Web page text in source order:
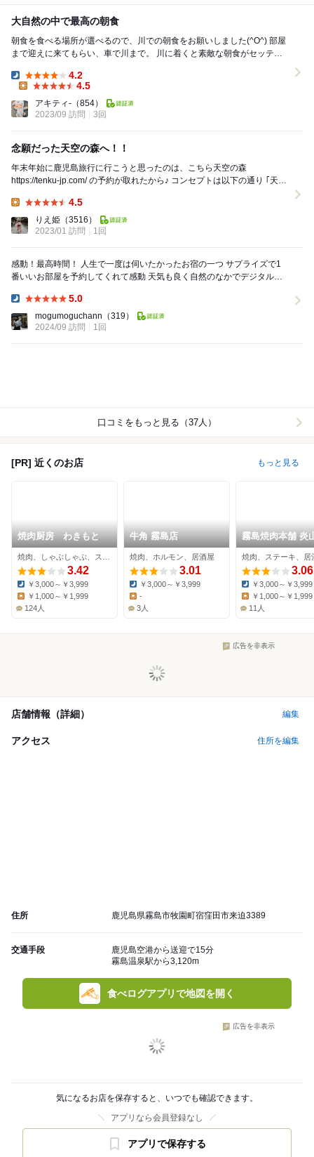
大自然の中で最高の朝食
朝食を食べる場所が選べるので、川での朝食をお願いしました(^O^) 部屋
まで迎えに来てもらい、車で川まで。 川に着くと素敵な朝食がセッティ
Dinner:
4.2
4.5
アキティ- （854）
2023/09 訪問
3回
念願だった天空の森へ！！
年末年始に鹿児島旅行に行こうと思ったのは、こちら天空の森
https://tenku-jp.com/ の予約が取れたから♪ コンセプトは以下の通り ｢天空
4.5
りえ姫 （3516）
2023/01 訪問
1回
感動！最高時間！ 人生で一度は伺いたかったお宿の一つ サプライズで1
番いいお部屋を予約してくれて感動 天気も良く自然のなかでデジタルデ
5.0
mogumoguchann （319）
2024/09 訪問
1回
口コミをもっと見る（37人）
[PR] 近くのお店 もっと見る
焼肉厨房 わきもと
3.42
Dinner:
￥3,000～￥3,999
￥1,000～￥1,999
124人
牛角 霧島店
焼肉、ホルモン、居酒屋
3.01
Dinner:
￥3,000～￥3,999
Lunch:
-
3人
霧島焼肉本舗 炎
焼肉、ステーキ、居
3.06
Dinner:
￥3,000～￥3,999
Lunch:
￥1,000～￥1,999
11人
広告を非表示
店舗情報（詳細） 編集
アクセス 住所を編集
住所 鹿児島県霧島市牧園町宿窪田市来迫3389
交通手段
鹿児島空港から送迎で15分
霧島温泉駅から3,120m
食べログアプリで地図を開く
広告を非表示
気になるお店を保存すると、いつでも確認できます。
アプリなら会員登録なし
アプリで保存する